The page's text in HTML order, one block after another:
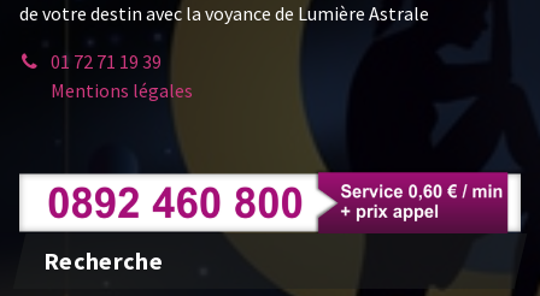
de votre destin avec la voyance de Lumière Astrale
01 72 71 19 39
Mentions légales
Recherche